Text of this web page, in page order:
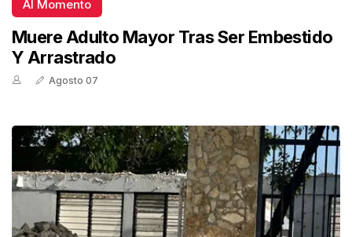
Al Momento
Muere Adulto Mayor Tras Ser Embestido
Y Arrastrado
Agosto 07